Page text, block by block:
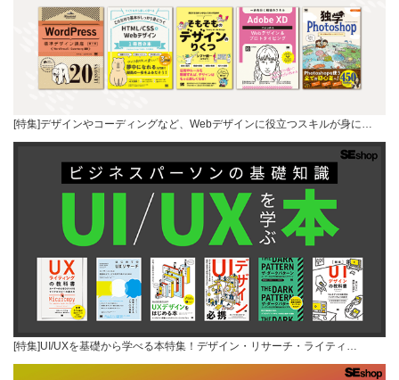
[特集]デザインやコーディングなど、Webデザインに役立つスキルが身に…
[特集]UI/UXを基礎から学べる本特集！デザイン・リサーチ・ライティ…